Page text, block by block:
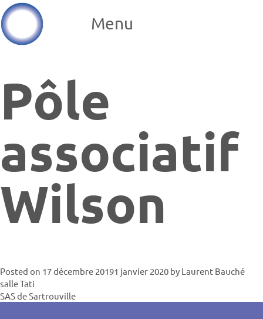
Menu
Pôle
associatif
Wilson
Posted on 17 décembre 20191 janvier 2020 by Laurent Bauché
salle Tati
SAS de Sartrouville